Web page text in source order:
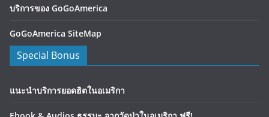
บริการของ GoGoAmerica
GoGoAmerica SiteMap
Special Bonus
แนะนำบริการยอดฮิตในอเมริกา